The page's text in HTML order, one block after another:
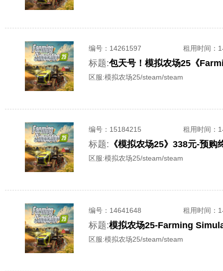
编号： 14261597 租用时间 ：
标题:包天号！模拟农场25《
区服:模拟农场25/steam/steam
编号： 15184215 租用时间 ：
标题: 《模拟农场25》338元-预
区服:模拟农场25/steam/steam
编号： 14641648 租用时间 ：
标题:模拟农场25-Farming
区服:模拟农场25/steam/steam